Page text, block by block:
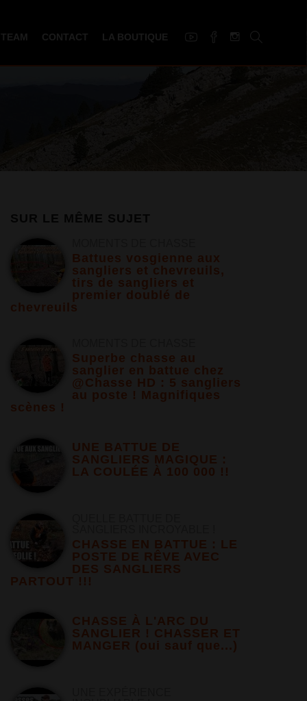
CONTACT LA BOUTIQUE
Battues vosgienne aux
sangliers et chevreuils,
tirs de sangliers et
premier doublé de
chevreuils
Superbe chasse au
sanglier en battue chez
@Chasse HD : 5 sangliers
au poste ! Magnifiques
scènes !
UNE BATTUE DE
SANGLIERS MAGIQUE :
LA COULÉE À 100 000 !!
CHASSE EN BATTUE : LE
POSTE DE RÊVE AVEC
DES SANGLIERS
PARTOUT !!!
CHASSE À L'ARC DU
SANGLIER ! CHASSER ET
MANGER (oui sauf que...)